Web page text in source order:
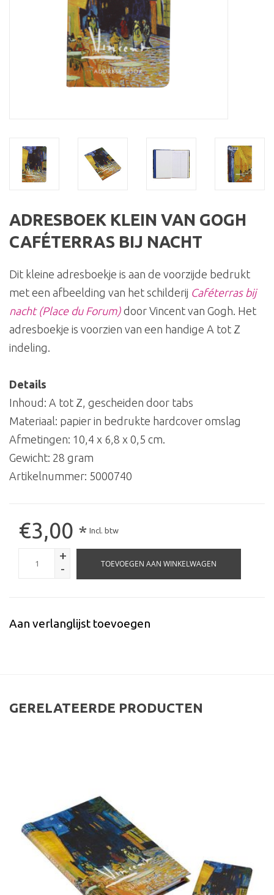
ADRESBOEK KLEIN VAN GOGH
CAFÉTERRAS BIJ NACHT
Dit kleine adresboekje is aan de voorzijde bedrukt
met een afbeelding van het schilderij Caféterras bij
nacht (Place du Forum) door Vincent van Gogh. Het
adresboekje is voorzien van een handige A tot Z
indeling.
Details
Inhoud: A tot Z, gescheiden door tabs
Materiaal: papier in bedrukte hardcover omslag
Afmetingen: 10,4 x 6,8 x 0,5 cm.
Gewicht: 28 gram
Artikelnummer: 5000740
€3,00 * Incl. btw
+
-
TOEVOEGEN AAN WINKELWAGEN
Aan verlanglijst toevoegen
GERELATEERDE PRODUCTEN